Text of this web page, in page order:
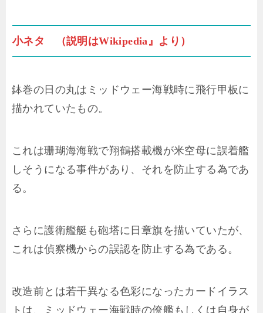
小ネタ （説明はWikipedia』より）
鉢巻の日の丸はミッドウェー海戦時に飛行甲板に
描かれていたもの。
これは珊瑚海海戦で翔鶴搭載機が米空母に誤着艦
しそうになる事件があり、それを防止する為であ
る。
さらに護衛艦艇も砲塔に日章旗を描いていたが、
これは偵察機からの誤認を防止する為である。
改造前とは若干異なる色彩になったカードイラス